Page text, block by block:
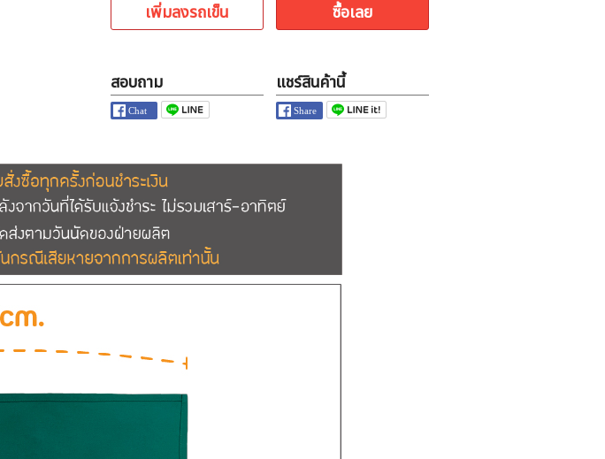
หากต้องการ สั่งตัด ขนาดพิเศษ เล็ก หรือ ใหญ่ กว่า ขนาด
ที่ทางร้านผลิต
สามารถสั่งตัดเพิ่มเติมได้ แจ้งขนาด ผืนผ้า และ ช่องหน้าต่าง
ที่ต้องการ ขั้นต่ำ 3 ผืน ต่อขนาด
สอบถามเพิ่มเติม 087 643 6130 Sale เปิ้ล
เพิ่มลงรถเข็น ซื้อเลย
สอบถาม แชร์สินค้านี้